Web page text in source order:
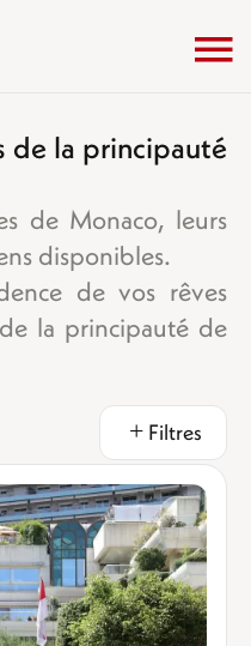
de la principauté
de Monaco, leurs
disponibles.
de vos rêves
la principauté de
Filtres